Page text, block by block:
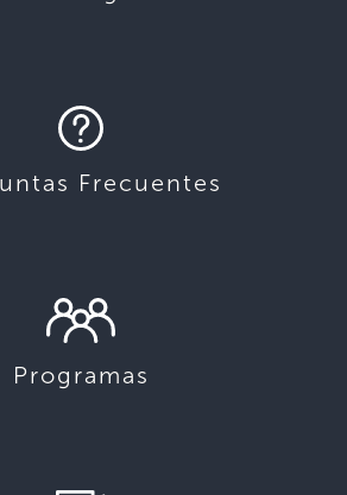
Frecuentes
Programas